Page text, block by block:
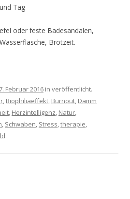
Tag
oder feste Badesandalen,
Brotzeit.
7. Februar 2016 in veröffentlicht.
, Biophiliaeffekt, Burnout, Damm
, Herzintelligenz, Natur,
, Schwaben, Stress,therapie,
.